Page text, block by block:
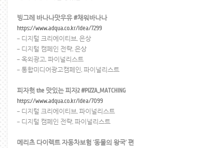
빙그레 바나나맛우유 #채워바나나
https://www.adqua.co.kr/idea/7299
– 디지털 크리에이티브, 은상
– 디지털 캠페인 전략, 은상
– 옥외광고, 파이널리스트
– 통합미디어광고캠페인, 파이널리스트
피자헛 the 맛있는 피자2 #PIZZA_MATCHING
https://www.adqua.co.kr/idea/7099
– 디지털 크리에이티브, 파이널리스트
– 디지털 캠페인 전략, 파이널리스트
메리츠 다이렉트 자동차보험 ‘동물의 왕국’ 편